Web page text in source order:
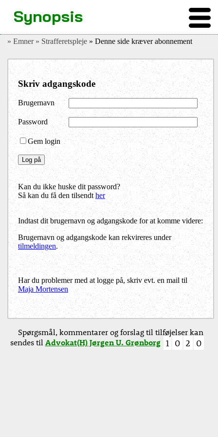
» Emner » Strafferetspleje » Denne side kræver abonnement
Skriv adgangskode
Brugernavn
Password
Gem login
Kan du ikke huske dit password?
Så kan du få den tilsendther
Indtast dit brugernavn og adgangskode for at komme videre:
Brugernavn og adgangskode kan rekvireres under
tilmeldingen.
Har du problemer med at logge på, skriv evt. en mail til
Maja Mortensen
Synopsis
Spørgsmål, kommentarer og forslag til tilføjelser kan
sendes tilAdvokat(H) Jørgen U. Grønborg 1 0 2 0